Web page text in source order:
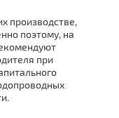
производстве,
поэтому, на
при